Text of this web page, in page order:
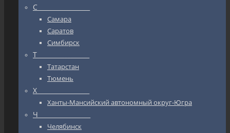
С_________________
Самара
Саратов
Симбирск
Т_________________
Татарстан
Тюмень
Х_________________
Ханты-Мансийский автономный округ-Югра
Ч_________________
Челябинск